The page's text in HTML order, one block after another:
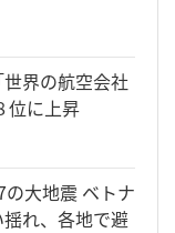
界の航空会社
位に上昇
の大地震 ベトナ
れ、各地で避